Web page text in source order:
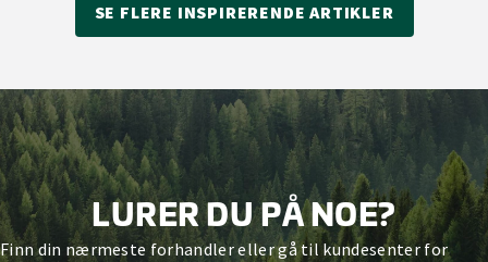
SE FLERE INSPIRERENDE ARTIKLER
LURER DU PÅ NOE?
Finn din nærmeste forhandler eller gå til kundesenter for